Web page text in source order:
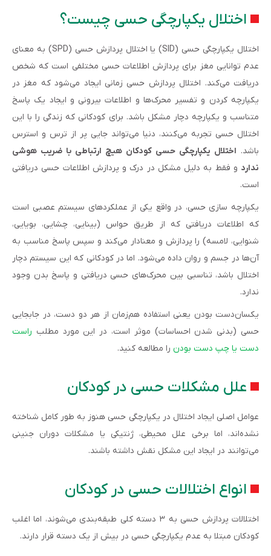
اختلال یکپارچگی حسی چیست؟
اختلال یکپارچگی حسی (SID) یا اختلال پردازش حسی (SPD) به معنای
عدم توانایی مغز برای پردازش اطلاعات حسی مختلفی است که شخص
دریافت می‌کند. اختلال پردازش حسی زمانی ایجاد می‌شود که مغز در
یکپارچه کردن و تفسیر محرک‌ها و اطلاعات بیرونی و ایجاد یک پاسخ
متناسب و یکپارچه دچار مشکل باشد. برای کودکانی که زندگی را با این
اختلال حسی تجربه می‌کنند، دنیا می‌تواند جایی پر از ترس و استرس
باشد. اختلال یکپارچگی حسی کودکان هیچ ارتباطی با ضریب هوشی
ندارد و فقط به دلیل مشکل در درک و پردازش اطلاعات حسی دریافتی
است.
یکپارچه سازی حسی، در واقع یکی از عملکردهای سیستم عصبی است
که اطلاعات دریافتی که از طریق حواس (بینایی، چشایی، بویایی،
شنوایی، لامسه) را پردازش و معنادار می‌کند و سپس پاسخ مناسب به
آن‌ها در جسم و روان داده می‌شود. اما در کودکانی که این سیستم دچار
اختلال باشد، تناسبی بین محرک‌های حسی دریافتی و پاسخ بدن وجود
ندارد.
یکسان‌دست بودن یعنی استفاده هم‌زمان از هر دو دست، در جابجایی
حسی (بدنی شدن احساسات) موثر است، در این مورد مطلب راست
دست یا چپ دست بودن را مطالعه کنید.
علل مشکلات حسی در کودکان
عوامل اصلی ایجاد اختلال در یکپارچگی حسی هنوز به طور کامل شناخته
نشده‌اند، اما برخی علل محیطی، ژنتیکی یا مشکلات دوران جنینی
می‌توانند در ایجاد این مشکل نقش داشته باشند.
انواع اختلالات حسی در کودکان
اختلالات پردازش حسی به ۳ دسته کلی طبقه‌بندی می‌شوند، اما اغلب
کودکان مبتلا به عدم یکپارچگی حسی در بیش از یک دسته قرار دارند.